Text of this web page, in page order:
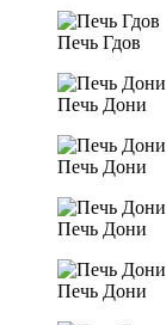
Печь Гдов
Печь Дони
Печь Дони
Печь Дони
Печь Дони